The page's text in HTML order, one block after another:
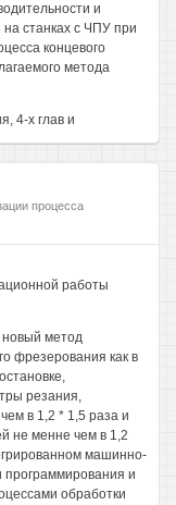
и
станках с ЧПУ при
концевого
метода
4-х глав и
процесса
работы
новый метод
фрезерования как в
резания,
в 1,2 * 1,5 раза и
не менне чем в 1,2
машинно-
программирования и
обработки